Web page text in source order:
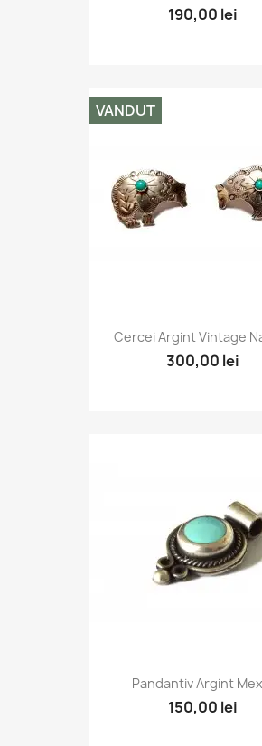
190,00 lei
Cercei Argint Vintage
300,00 lei
VANDUT
Pandantiv Argint
150,00 lei